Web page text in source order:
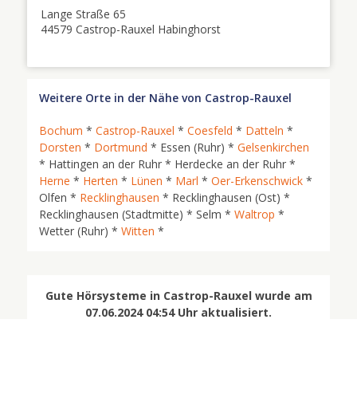
Lange Straße 65
44579 Castrop-Rauxel Habinghorst
Weitere Orte in der Nähe von Castrop-Rauxel
Bochum * Castrop-Rauxel * Coesfeld * Datteln *
Dorsten * Dortmund * Essen (Ruhr) * Gelsenkirchen
* Hattingen an der Ruhr * Herdecke an der Ruhr *
Herne * Herten * Lünen * Marl * Oer-Erkenschwick *
Olfen * Recklinghausen * Recklinghausen (Ost) *
Recklinghausen (Stadtmitte) * Selm * Waltrop *
Wetter (Ruhr) * Witten *
Gute Hörsysteme in Castrop-Rauxel wurde am
07.06.2024 04:54 Uhr aktualisiert.